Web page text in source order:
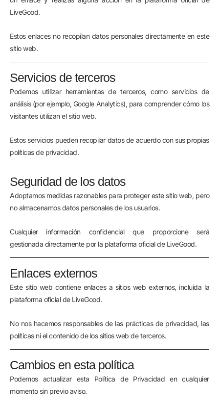
LiveGood.
Estos enlaces no recopilan datos personales directamente en este
sitio web.
Servicios de terceros
Podemos utilizar herramientas de terceros, como servicios de
análisis (por ejemplo, Google Analytics), para comprender cómo los
visitantes utilizan el sitio web.
Estos servicios pueden recopilar datos de acuerdo con sus propias
políticas de privacidad.
Seguridad de los datos
Adoptamos medidas razonables para proteger este sitio web, pero
no almacenamos datos personales de los usuarios.
Cualquier información confidencial que proporcione será
gestionada directamente por la plataforma oficial de LiveGood.
Enlaces externos
Este sitio web contiene enlaces a sitios web externos, incluida la
plataforma oficial de LiveGood.
No nos hacemos responsables de las prácticas de privacidad, las
políticas ni el contenido de los sitios web de terceros.
Cambios en esta política
Podemos actualizar esta Política de Privacidad en cualquier
momento sin previo aviso.